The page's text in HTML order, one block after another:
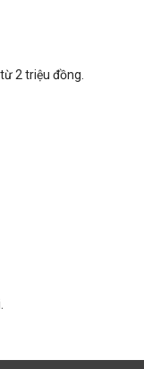
2 triệu đồng.